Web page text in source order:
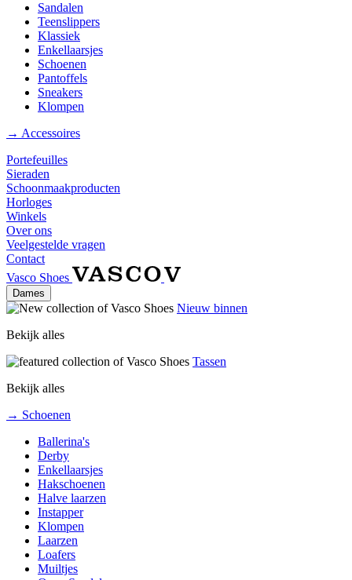
Sandalen
Teenslippers
Klassiek
Enkellaarsjes
Schoenen
Pantoffels
Sneakers
Klompen
→ Accessoires
Portefeuilles
Sieraden
Schoonmaakproducten
Horloges
Winkels
Over ons
Veelgestelde vragen
Contact
Vasco Shoes
Dames
Nieuw binnen
Bekijk alles
Tassen
Bekijk alles
→ Schoenen
Ballerina's
Derby
Enkellaarsjes
Hakschoenen
Halve laarzen
Instapper
Klompen
Laarzen
Loafers
Muiltjes